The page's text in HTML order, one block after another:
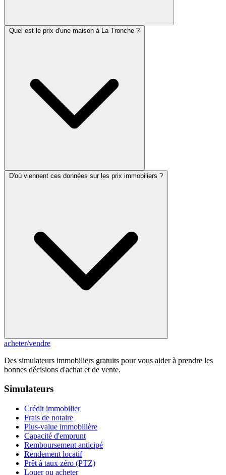
Quel est le prix d'une maison à La Tronche ?
D'où viennent ces données sur les prix immobiliers ?
acheter/vendre
Des simulateurs immobiliers gratuits pour vous aider à prendre les
bonnes décisions d'achat et de vente.
Simulateurs
Crédit immobilier
Frais de notaire
Plus-value immobilière
Capacité d'emprunt
Remboursement anticipé
Rendement locatif
Prêt à taux zéro (PTZ)
Louer ou acheter